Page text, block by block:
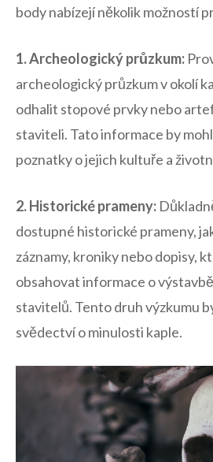
body nabízejí několik možností
1. Archeologický průzkum:
archeologický průzkum ‍v okolí
odhalit stopové ‌prvky nebo
staviteli. Tato informace by
poznatky o jejich kultuře a
2. Historické prameny:
dostupné‍ historické⁣ prameny,
záznamy, kroniky nebo‍ dopisy,
obsahovat informace o
stavitelů. Tento ⁢druh výzkumu
svědectví o minulosti kaple.